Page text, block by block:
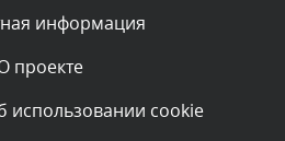
информация
проекте
использовании cookie